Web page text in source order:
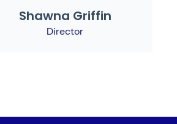
Shawna Griffin
Director